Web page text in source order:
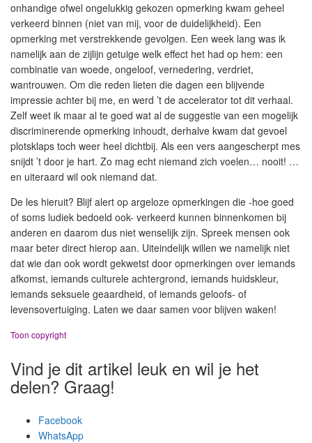
onhandige ofwel ongelukkig gekozen opmerking kwam geheel
verkeerd binnen (niet van mij, voor de duidelijkheid). Een
opmerking met verstrekkende gevolgen. Een week lang was ik
namelijk aan de zijlijn getuige welk effect het had op hem: een
combinatie van woede, ongeloof, vernedering, verdriet,
wantrouwen. Om die reden lieten die dagen een blijvende
impressie achter bij me, en werd ’t de accelerator tot dit verhaal.
Zelf weet ik maar al te goed wat al de suggestie van een mogelijk
discriminerende opmerking inhoudt, derhalve kwam dat gevoel
plotsklaps toch weer heel dichtbij. Als een vers aangescherpt mes
snijdt ’t door je hart. Zo mag echt niemand zich voelen… nooit! …
en uiteraard wil ook niemand dat.
De les hieruit? Blijf alert op argeloze opmerkingen die -hoe goed
of soms ludiek bedoeld ook- verkeerd kunnen binnenkomen bij
anderen en daarom dus niet wenselijk zijn. Spreek mensen ook
maar beter direct hierop aan. Uiteindelijk willen we namelijk niet
dat wie dan ook wordt gekwetst door opmerkingen over iemands
afkomst, iemands culturele achtergrond, iemands huidskleur,
iemands seksuele geaardheid, of iemands geloofs- of
levensovertuiging. Laten we daar samen voor blijven waken!
Toon copyright
Vind je dit artikel leuk en wil je het
delen? Graag!
Facebook
WhatsApp